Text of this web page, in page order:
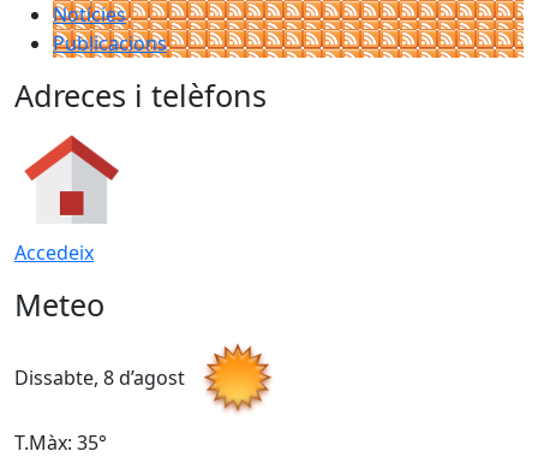
Notícies
Publicacions
Adreces i telèfons
Accedeix
Meteo
Dissabte, 8 d’agost
T.Màx: 35°